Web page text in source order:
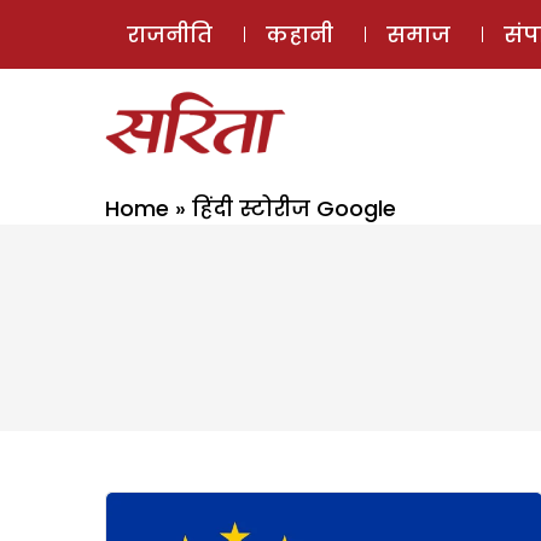
राजनीति कहानी समाज
Home » हिंदी स्टोरीज Google